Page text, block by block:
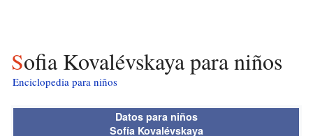
Sofia Kovalévskaya para niños
Enciclopedia para niños
Datos para niños
Sofía Kovalévskaya